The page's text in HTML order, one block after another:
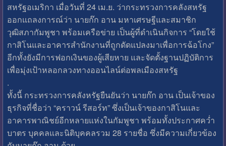
สหรัฐอเมริกา เมื่อวันที่ 24 เม.ย. ว่ากระทรวงการคลังสหรัฐ
ออกแถลงการณ์ว่า นายก๊ก อาน มหาเศรษฐีและสมาชิก
วุฒิสภากัมพูชา พร้อมเครือข่าย เป็นผู้ที่ดำเนินกิจการ “โดยใช้
กาสิโนและอาคารสำนักงานที่ถูกดัดแปลงมาเพื่อการฉ้อโกง”
อีกทั้งยังมีการฟอกเงินของผู้เสียหาย และจัดตั้งฐานปฏิบัติการ
เพื่อมุ่งเป้าหลอกลวงทางออนไลน์ต่อพลเมืองสหรัฐ
.
ทั้งนี้ กระทรวงการคลังหรัฐยืนยันว่า นายก๊ก อาน เป็นเจ้าของ
ธุรกิจที่ชื่อว่า “คราวน์ รีสอร์ท” ซึ่งเป็นเจ้าของกาสิโนและ
อาคารพาณิชย์อีกหลายแห่งในกัมพูชา พร้อมทั้งประกาศคว่ำ
บาตร บุคคลและนิติบุคคลรวม 28 รายชื่อ ซึ่งมีความเกี่ยวข้อง